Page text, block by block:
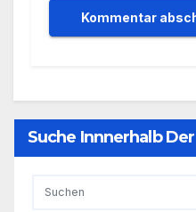
Suche Innnerhalb